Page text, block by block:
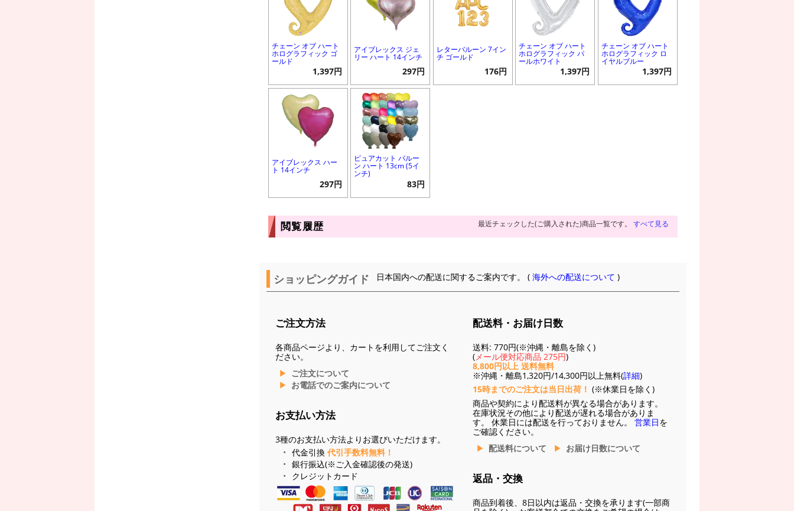
チェーン オブ ハート
ホログラフィック ゴ
ールド
1,397円
アイブレックス ジェ
リー ハート 14インチ
297円
レターバルーン 7イン
チ ゴールド
176円
チェーン オブ ハート
ホログラフィック パ
ールホワイト
1,397円
チェーン オブ ハート
ホログラフィック ロ
イヤルブルー
1,397円
アイブレックス ハー
ト 14インチ
297円
ピュアカット バルー
ン ハート 13cm (5イ
ンチ)
83円
閲覧履歴 最近チェックした(ご購入された)商品一覧です。 すべて見る
ショッピングガイド 日本国内への配送に関するご案内です。 (海外への配送について )
ご注文方法
各商品ページより、カートを利用してご注文く
ださい。
ご注文について
お電話でのご案内について
お支払い方法
3種のお支払い方法よりお選びいただけます。
代金引換 代引手数料無料！
銀行振込(※ご入金確認後の発送)
クレジットカード
配送料・お届け日数
送料: 770円(※沖縄・離島を除く)
(メール便対応商品 275円)
8,800円以上 送料無料
※沖縄・離島1,320円/14,300円以上無料(詳細)
15時までのご注文は当日出荷！ (※休業日を除く)
商品や契約により配送料が異なる場合があります。
在庫状況その他により配送が遅れる場合がありま
す。 休業日には配送を行っておりません。 営業日を
ご確認ください。
配送料について
お届け日数について
返品・交換
商品到着後、8日以内は返品・交換を承ります(一部商